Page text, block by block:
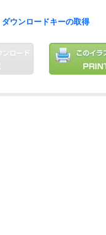
ダウンロードキーの取得